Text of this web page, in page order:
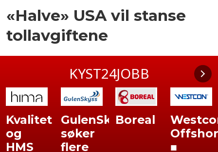
«Halve» USA vil stanse
tollavgiftene
KYST24JOBB
Kvalitet
og
HMS
GulenSkyss
søker
flere
Boreal
■